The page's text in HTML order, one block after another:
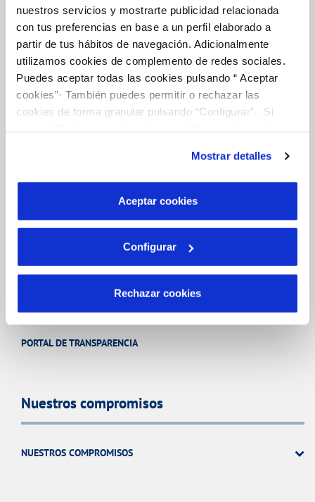
nuestros servicios y mostrarte publicidad relacionada
con tus preferencias en base a un perfil elaborado a
partir de tus hábitos de navegación. Adicionalmente
utilizamos cookies de complemento de redes sociales.
Puedes aceptar todas las cookies pulsando “ Aceptar
cookies”· También puedes permitir o rechazar las
cookies de forma granular pulsando “Configurar”. Si
son indispensables para que el sitio web funcione y que
por tanto no se pueden desactivar. Puedes consultar
más información en nuestraPolítica de Cookies
Mostrar detalles
Aceptar cookies
Configurar
Rechazar cookies
Tu Agua
NUESTRO PAPEL EN EL CICLO URBANO
CALIDAD
CUIDADOS DEL AGUA
SOBRE NOSOTROS
SISTEMAS DE GESTIÓN Y CERTIFICADOS
PORTAL DE TRANSPARENCIA
Nuestros compromisos
NUESTROS COMPROMISOS